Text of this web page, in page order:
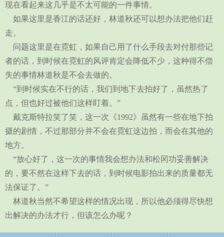
现在看起来这几乎是不太可能的一件事情。
如果这里是香江的话还好，林道秋还可以想办法把他们赶
走。
问题这里是在霓虹，如果自己用了什么手段去对付那些记
者的话，到时候在霓虹的风评肯定会降低不少，这种得不偿
失的事情林道秋是不会去做的。
“到时候实在不行的话，我们到地下去拍好了，虽然热了
点，但也好过被他们这样盯着。”
戴克斯特拉笑了笑，这一次《1992》虽然有一些在地下拍
摄的剧情，不过那部分并不会在霓虹这边拍，而会在其他的
地方。
“放心好了，这一次的事情我会想办法和松冈功妥善解决
的，要不然在这样下去的话，到时候电影拍出来的质量都无
法保证了。”
林道秋当然不希望这样的情况出现，所以他必须得尽快想
出解决的办法才行，但该怎么办呢？